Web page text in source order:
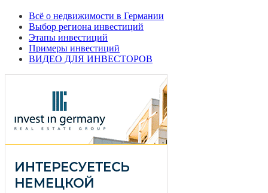
Всё о недвижимости в Германии
Выбор региона инвестиций
Этапы инвестиций
Примеры инвестиций
ВИДЕО ДЛЯ ИНВЕСТОРОВ